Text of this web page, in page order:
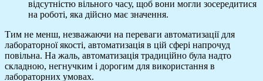
відсутністю вільного часу, щоб вони могли зосередитися
на роботі, яка дійсно має значення.
Тим не менш, незважаючи на переваги автоматизації для
лабораторної якості, автоматизація в цій сфері напрочуд
повільна. На жаль, автоматизація традиційно була надто
складною, негнучким і дорогим для використання в
лабораторних умовах.